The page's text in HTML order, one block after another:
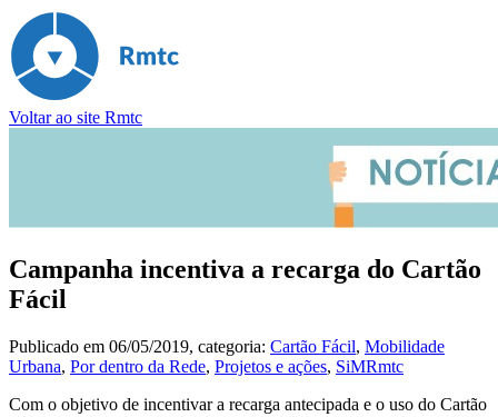
Voltar ao site Rmtc
Campanha incentiva a recarga do Cartão
Fácil
Publicado em 06/05/2019, categoria: Cartão Fácil, Mobilidade
Urbana, Por dentro da Rede, Projetos e ações, SiMRmtc
Com o objetivo de incentivar a recarga antecipada e o uso do Cartão